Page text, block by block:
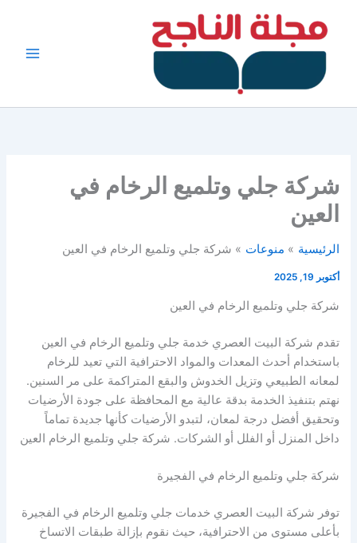
شركة جلي وتلميع الرخام في
العين
الرئيسية منوعات شركة جلي وتلميع الرخام في العين
أكتوبر 19, 2025
شركة جلي وتلميع الرخام في العين
تقدم شركة البيت العصري خدمة جلي وتلميع الرخام في العين
باستخدام أحدث المعدات والمواد الاحترافية التي تعيد للرخام
لمعانه الطبيعي وتزيل الخدوش والبقع المتراكمة على مر السنين.
نهتم بتنفيذ الخدمة بدقة عالية مع المحافظة على جودة الأرضيات
وتحقيق أفضل درجة لمعان، لتبدو الأرضيات كأنها جديدة تماماً
داخل المنزل أو الفلل أو الشركات. شركة جلي وتلميع الرخام العين
شركة جلي وتلميع الرخام في الفجيرة
توفر شركة البيت العصري خدمات جلي وتلميع الرخام في الفجيرة
بأعلى مستوى من الاحترافية، حيث نقوم بإزالة طبقات الاتساخ